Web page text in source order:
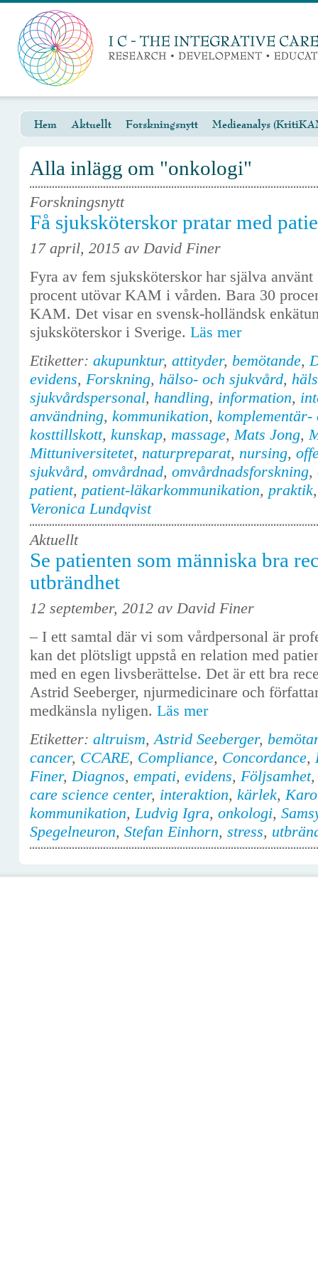
Hem Aktuellt Forskningsnytt Medieanalys
Alla inlägg om "onkologi"
Forskningsnytt
Få sjuksköterskor pratar med
17 april, 2015 av David Finer
Fyra av fem sjuksköterskor har själva
procent utövar KAM i vården. Bara 30
KAM. Det visar en svensk-holländsk
sjuksköterskor i Sverige. Läs mer
Etiketter: akupunktur, attityder, bemötande,
evidens, Forskning, hälso- och sjukvård,
sjukvårdspersonal, handling, information,
användning, kommunikation,
kosttillskott, kunskap, massage,Mats Jong,
Mittuniversitetet, naturpreparat, nursing,
sjukvård, omvårdnad, omvårdnadsforskning,
patient, patient-läkarkommunikation, praktik
Veronica Lundqvist
Aktuellt
Se patienten som människa bra
utbrändhet
12 september, 2012 av David Finer
– I ett samtal där vi som vårdpersonal är
kan det plötsligt uppstå en relation med
med en egen livsberättelse. Det är ett bra
Astrid Seeberger, njurmedicinare och
medkänsla nyligen. Läs mer
Etiketter: altruism,Astrid Seeberger,
cancer, CCARE, Compliance, Concordance,
Finer,Diagnos, empati, evidens, Följsamhet
care science center, interaktion, kärlek,
kommunikation,Ludvig Igra, onkologi,
Spegelneuron, Stefan Einhorn, stress,